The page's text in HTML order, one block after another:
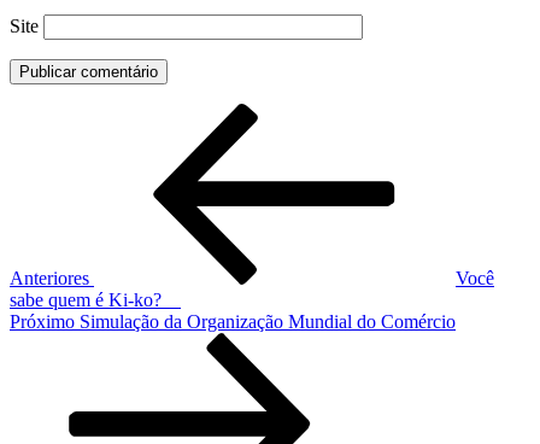
Site
Anteriores
Você
sabe quem é Ki-ko?
Próximo
Próximo Simulação da Organização Mundial do Comércio